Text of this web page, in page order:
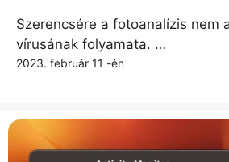
Szerencsére a fotoanalízis nem
vírusának folyamata. …
2023. február 11 -én